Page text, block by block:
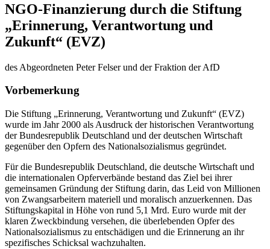
NGO-Finanzierung durch die Stiftung
„Erinnerung, Verantwortung und
Zukunft“ (EVZ)
des Abgeordneten Peter Felser und der Fraktion der AfD
Vorbemerkung
Die Stiftung „Erinnerung, Verantwortung und Zukunft“ (EVZ)
wurde im Jahr 2000 als Ausdruck der historischen Verantwortung
der Bundesrepublik Deutschland und der deutschen Wirtschaft
gegenüber den Opfern des Nationalsozialismus gegründet.
Für die Bundesrepublik Deutschland, die deutsche Wirtschaft und
die internationalen Opferverbände bestand das Ziel bei ihrer
gemeinsamen Gründung der Stiftung darin, das Leid von Millionen
von Zwangsarbeitern materiell und moralisch anzuerkennen. Das
Stiftungskapital in Höhe von rund 5,1 Mrd. Euro wurde mit der
klaren Zweckbindung versehen, die überlebenden Opfer des
Nationalsozialismus zu entschädigen und die Erinnerung an ihr
spezifisches Schicksal wachzuhalten.